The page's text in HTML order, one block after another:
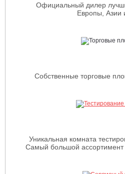
Официальный дилер
Европы, Азии
Собственные торговые
Уникальная комната
Самый большой ассортимент